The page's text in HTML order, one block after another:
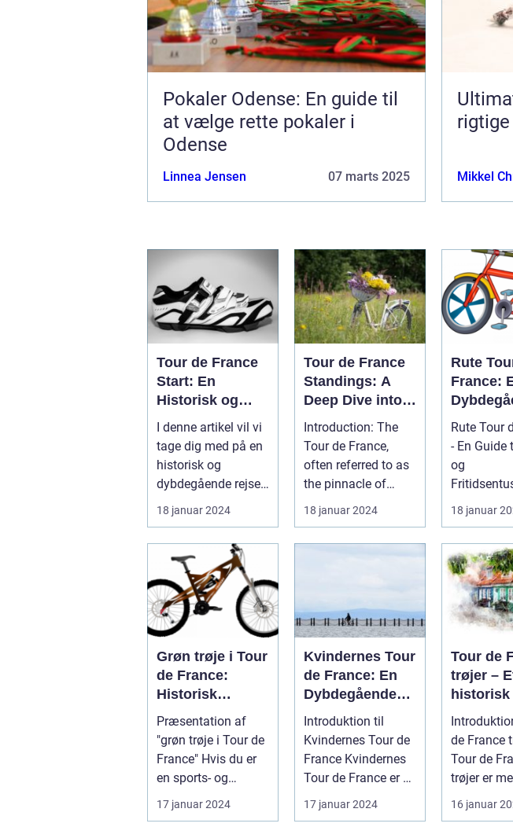
Pokaler Odense: En guide til
at vælge rette pokaler i
Odense
Linnea Jensen 07 marts 2025 Mikkel
Tour de France
Start: En
Historisk og
Dybdegående
Gennemgang
I denne artikel vil vi
tage dig med på en
historisk og
dybdegående rejse
gennem udviklingen
af Tour ...
18 januar 2024
Tour de France
Standings: A
Deep Dive into
the Premier
Cycling Event
Introduction: The
Tour de France,
often referred to as
the pinnacle of
professional road
cycling, c...
18 januar 2024
Rute
France:
Analyse
Rute Tour
- En Guide
og
Tour de
18 januar
Grøn trøje i Tour
de France:
Historisk
udvikling og
betydning
Præsentation af
"grøn trøje i Tour de
France" Hvis du er
en sports- og
fritidsentusiast med
interes...
17 januar 2024
Kvindernes Tour
de France: En
Dybdegående
Historisk
Gennemgang og
Præsentation af
Den
Cykelløb
Introduktion til
Kvindernes Tour de
France Kvindernes
Tour de France er et
af de mest
prestigefyldt...
17 januar 2024
Tour de
trøjer –
historisk
på kamp
de France
Tour de
trøjer er
blot et
Det er...
16 januar